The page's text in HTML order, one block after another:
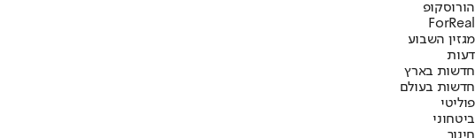
הורוסקופ
ForReal
מגזין השבוע
דעות
חדשות בארץ
חדשות בעולם
פוליטי
ביטחוני